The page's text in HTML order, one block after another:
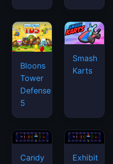
Bloons
Tower
Defense
5
Smash
Karts
Candy
Exhibit